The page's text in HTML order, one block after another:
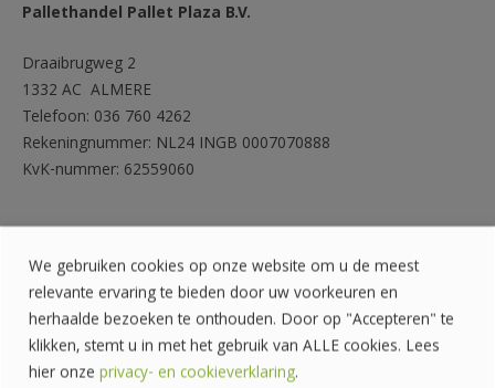
Pallethandel Pallet Plaza B.V.
Draaibrugweg 2
1332 AC ALMERE
Telefoon: 036 760 4262
Rekeningnummer: NL24 INGB 0007070888
KvK-nummer: 62559060
We gebruiken cookies op onze website om u de meest
relevante ervaring te bieden door uw voorkeuren en
herhaalde bezoeken te onthouden. Door op "Accepteren" te
klikken, stemt u in met het gebruik van ALLE cookies. Lees
hier onze privacy- en cookieverklaring.